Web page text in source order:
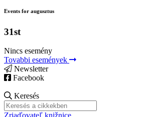
Events for augusztus
31st
Nincs esemény
Tovabbi események
Newsletter
Facebook
Keresés